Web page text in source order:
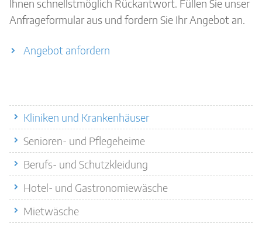
Ihnen schnellstmöglich Rückantwort. Füllen Sie unser
Anfrageformular aus und fordern Sie Ihr Angebot an.
Angebot anfordern
Quicklinks
Kliniken und Krankenhäuser
Senioren- und Pflegeheime
Berufs- und Schutzkleidung
Hotel- und Gastronomiewäsche
Mietwäsche